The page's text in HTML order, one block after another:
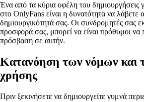
Ένα από τα κύρια οφέλη του δημιουργήσεις
στο OnlyFans είναι η δυνατότητα να λάβετε
δημιουργικότητά σας. Οι συνδρομητές σας
προσφορά σας, μπορεί να είναι πρόθυμοι να
πρόσβαση σε αυτήν.
Κατανόηση των νόμων και
χρήσης
Πριν ξεκινήσετε να δημιουργείτε γυμνά